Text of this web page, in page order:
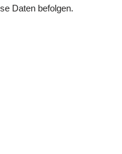
Daten befolgen.